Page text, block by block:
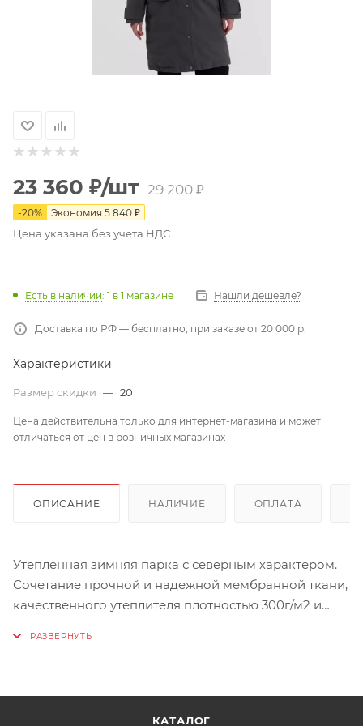
23 360 ₽/шт 29 200₽
-20% Экономия 5 840 ₽
Цена указана без учета НДС
Есть в наличии: 1 в 1 магазине Нашли дешевле?
Доставка по РФ — бесплатно, при заказе от 20 000 р.
Характеристики
Размер скидки — 20
Цена действительна только для интернет-магазина и может
отличаться от цен в розничных магазинах
ОПИСАНИЕ НАЛИЧИЕ ОПЛАТА
Утепленная зимняя парка с северным характером.
Сочетание прочной и надежной мембранной ткани,
качественного утеплителя плотностью 300г/м2 и
КАТАЛОГ